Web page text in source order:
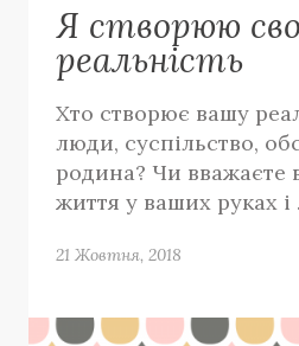
Я створюю
реальність
Хто створює вашу
люди, суспільство,
родина? Чи вважаєте
життя у ваших руках і
21 Жовтня, 2018